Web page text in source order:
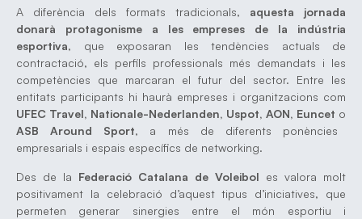
A diferència dels formats tradicionals, aquesta jornada
donarà protagonisme a les empreses de la indústria
esportiva, que exposaran les tendències actuals de
contractació, els perfils professionals més demandats i les
competències que marcaran el futur del sector. Entre les
entitats participants hi haurà empreses i organitzacions com
UFEC Travel, Nationale-Nederlanden, Uspot, AON, Euncet o
ASB Around Sport, a més de diferents ponències
empresarials i espais específics de networking.
Des de la Federació Catalana de Voleibol es valora molt
positivament la celebració d’aquest tipus d’iniciatives, que
permeten generar sinergies entre el món esportiu i